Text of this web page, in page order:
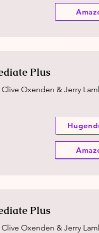
Plus
Oxenden & Jerry
Plus
Oxenden & Jerry